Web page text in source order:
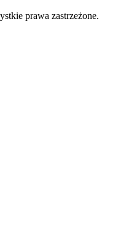
prawa zastrzeżone.